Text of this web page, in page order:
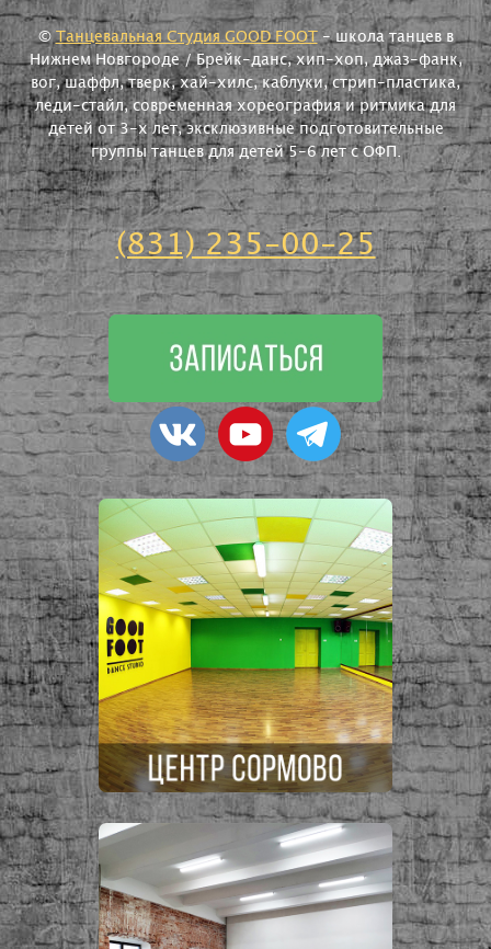
©Танцевальная Студия GOOD FOOT - школа танцев в
Нижнем Новгороде / Брейк-данс, хип-хоп, джаз-фанк,
вог, шаффл, тверк, хай-хилс, каблуки, стрип-пластика,
леди-стайл, современная хореография и ритмика для
детей от 3-х лет, эксклюзивные подготовительные
группы танцев для детей 5-6 лет с ОФП.
(831) 235-00-25